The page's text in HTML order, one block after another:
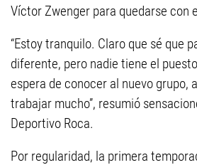
Víctor Zwenger para quedarse con
“Estoy tranquilo. Claro que sé que
diferente, pero nadie tiene el
espera de conocer al nuevo grupo,
trabajar mucho”, resumió
Deportivo Roca.
Por regularidad, la primera